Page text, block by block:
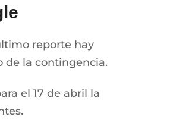
reporte hay
de la contingencia.
el 17 de abril la